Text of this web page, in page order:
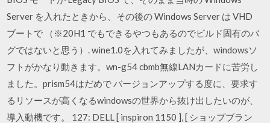
Server を入れたときから、その後の Windows Server は VHD
ブートで （※20H1 でもできるやつもあるのでビルド固有のバ
グではないと思う）. wine1.0を入れてみましたが、windowsソ
フトがかなり動きます。wn-g54 cbmb無線LANカードに苦労し
ました。prism54はだめで バージョンアップする度に、要求す
るリソースが高くなるwindowsの世界から抜け出したいのが、
導入動機です。 127: DELL [ inspiron 1150 ], [ ショップブラン